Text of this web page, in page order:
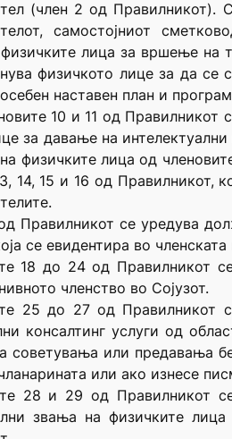
(член 2 од Правилникот).
самостојниот
лица за вршење на
физичкото лице за да се
наставен план и
10 и 11 од Правилникот
за давање на
физичките лица од
14, 15 и 16 од Правилникот,
Правилникот се уредува
се евидентира во
18 до 24 од Правилникот
членство во Сојузот.
25 до 27 од Правилникот
консалтинг услуги од
советувања или предавања
или ако изнесе
28 и 29 од Правилникот се
звања на физичките